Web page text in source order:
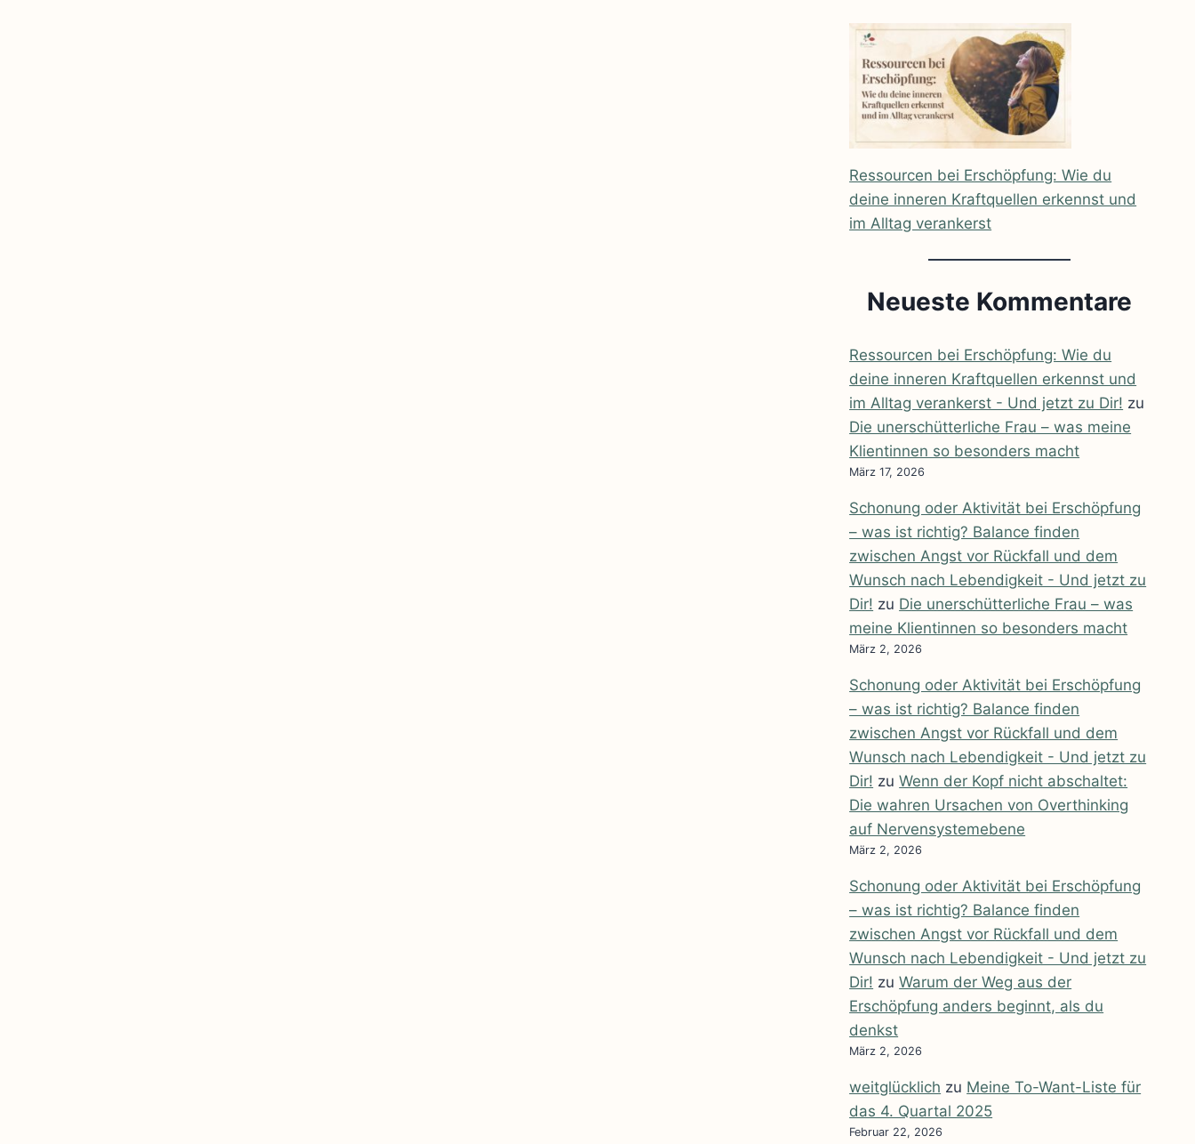
Ressourcen bei Erschöpfung: Wie du
deine inneren Kraftquellen erkennst und
im Alltag verankerst
Neueste Kommentare
Ressourcen bei Erschöpfung: Wie du
deine inneren Kraftquellen erkennst und
im Alltag verankerst - Und jetzt zu Dir! zu
Die unerschütterliche Frau – was meine
Klientinnen so besonders macht
März 17, 2026
Schonung oder Aktivität bei Erschöpfung
– was ist richtig? Balance finden
zwischen Angst vor Rückfall und dem
Wunsch nach Lebendigkeit - Und jetzt zu
Dir! zu Die unerschütterliche Frau – was
meine Klientinnen so besonders macht
März 2, 2026
Schonung oder Aktivität bei Erschöpfung
– was ist richtig? Balance finden
zwischen Angst vor Rückfall und dem
Wunsch nach Lebendigkeit - Und jetzt zu
Dir! zuWenn der Kopf nicht abschaltet:
Die wahren Ursachen von Overthinking
auf Nervensystemebene
März 2, 2026
Schonung oder Aktivität bei Erschöpfung
– was ist richtig? Balance finden
zwischen Angst vor Rückfall und dem
Wunsch nach Lebendigkeit - Und jetzt zu
Dir! zuWarum der Weg aus der
Erschöpfung anders beginnt, als du
denkst
März 2, 2026
weitglücklich zu Meine To-Want-Liste für
das 4. Quartal 2025
Februar 22, 2026